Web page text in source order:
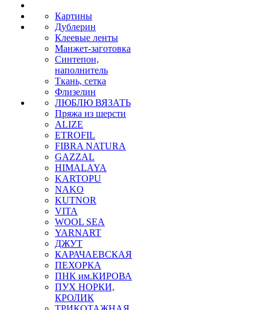
Картины
Дублерин
Клеевые ленты
Манжет-заготовка
Синтепон,
наполнитель
Ткань, сетка
Флизелин
ЛЮБЛЮ ВЯЗАТЬ
Пряжа из шерсти
ALIZE
ETROFIL
FIBRA NATURA
GAZZAL
HIMALAYA
KARTOPU
NAKO
KUTNOR
VITA
WOOL SEA
YARNART
ДЖУТ
КАРАЧАЕВСКАЯ
ПЕХОРКА
ПНК им.КИРОВА
ПУХ НОРКИ,
КРОЛИК